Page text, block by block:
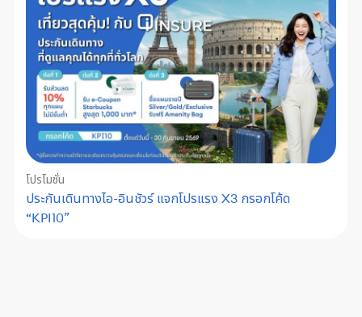
โปรโมชั่น
ประกันเดินทางไอ-อินชัวร์ แจกโปรแรง X3 กรอกโค้ด
“KPI10”